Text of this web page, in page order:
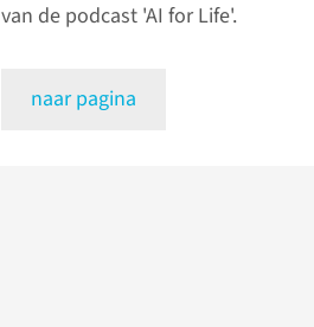
van de podcast 'AI for Life'.
naar pagina